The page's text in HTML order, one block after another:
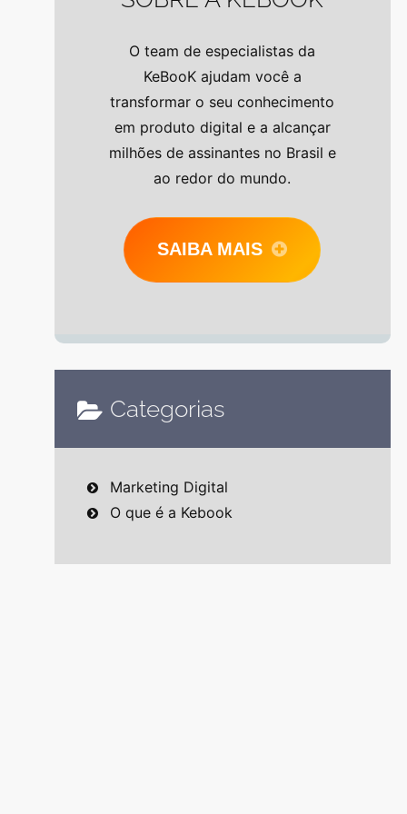
O team de especialistas da
KeBooK ajudam você a
transformar o seu conhecimento
em produto digital e a alcançar
milhões de assinantes no Brasil e
ao redor do mundo.
SAIBA MAIS
Categorias
Marketing Digital
O que é a Kebook